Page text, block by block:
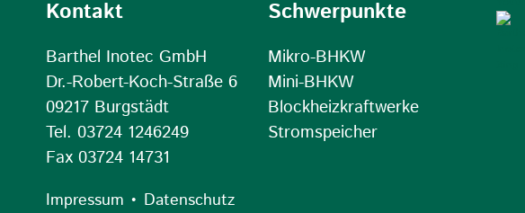
Kontakt
Barthel Inotec GmbH
Dr.-Robert-Koch-Straße 6
09217 Burgstädt
Tel. 03724 1246249
Fax 03724 14731
Impressum • Datenschutz
Schwerpunkte
Mikro-BHKW
Mini-BHKW
Blockheizkraftwerke
Stromspeicher